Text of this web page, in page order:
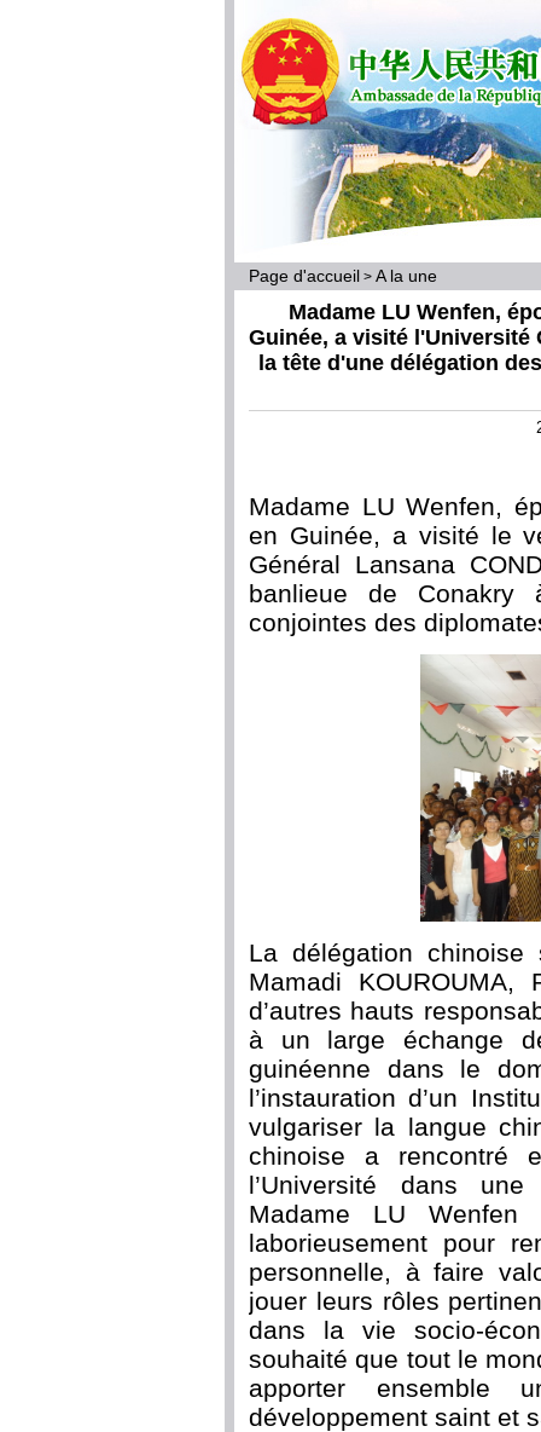
Page d'accueil > A la une
Madame LU Wenfen,
Guinée, a visité l'Université
la tête d'une délégation
Madame LU Wenfen,
en Guinée, a visité le
Général Lansana
banlieue de Conakry
conjointes des
La délégation chinoise
Mamadi KOUROUMA,
d’autres hauts
à un large échange
guinéenne dans le
l’instauration d’un
vulgariser la langue
chinoise a rencontré
l’Université dans
Madame LU
laborieusement pour
personnelle, à faire
jouer leurs rôles
dans la vie socio-
souhaité que tout le
apporter ensemble
développement saint et